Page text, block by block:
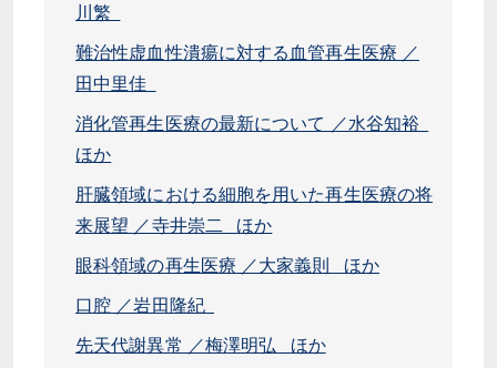
川繁
難治性虚血性潰瘍に対する血管再生医療 ／
田中里佳
消化管再生医療の最新について ／水谷知裕
ほか
肝臓領域における細胞を用いた再生医療の将
来展望 ／寺井崇二 ほか
眼科領域の再生医療 ／大家義則 ほか
口腔 ／岩田隆紀
先天代謝異常 ／梅澤明弘 ほか